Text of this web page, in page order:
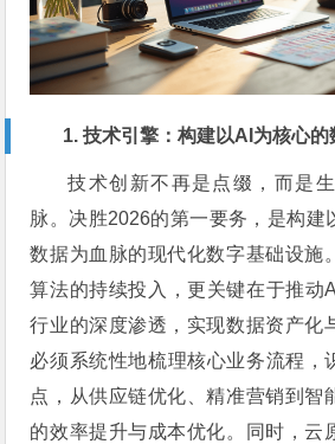
1. 技术引擎：构建以AI为核心的
技术创新不再是点缀，而是
脉。决胜2026的第一要务，是构建
数据为血脉的现代化数字基础设施
算法的持续投入，更关键在于推动
行业的深度渗透，实现数据资产化
必须系统性地梳理核心业务流程，
点，从供应链优化、精准营销到智
的效率提升与成本优化。同时，云